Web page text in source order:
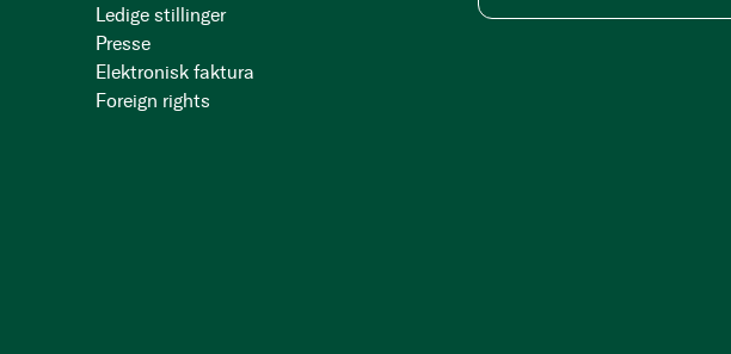
Ledige stillinger
Presse
Elektronisk faktura
Foreign rights